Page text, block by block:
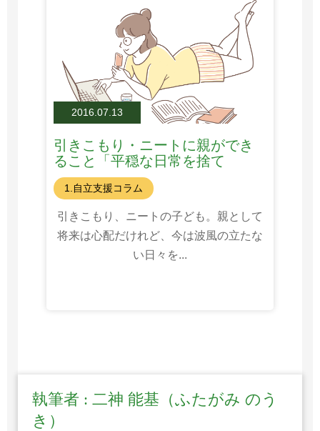
2016.07.13
引きこもり・ニートに親ができ
ること「平穏な日常を捨て
る？」
1.自立支援コラム
引きこもり、ニートの子ども。親として
将来は心配だけれど、今は波風の立たな
い日々を...
執筆者 : 二神 能基（ふたがみ のう
き）